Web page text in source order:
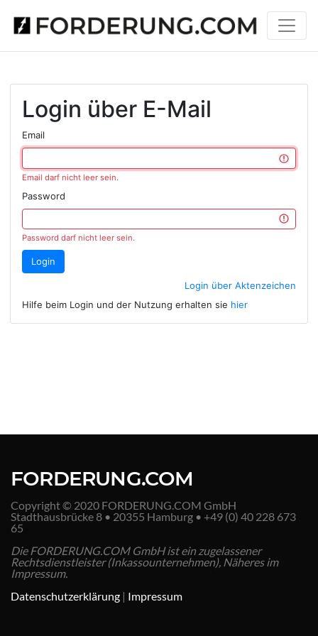
Login über E-Mail
Email
Email darf nicht leer sein.
Password
Password darf nicht leer sein.
Login
Login über Aktenzeichen
Hilfe beim Login und der Nutzung erhalten sie hier
FORDERUNG.COM
Copyright © 2020 FORDERUNG.COM GmbH
Stadthausbrücke 8 • 20355 Hamburg • +49 (0) 40 228 673
65
Die FORDERUNG.COM GmbH ist ein zugelassener
Rechtsdienstleister (Inkassounternehmen), Näheres im
Impressum.
Datenschutzerklärung | Impressum